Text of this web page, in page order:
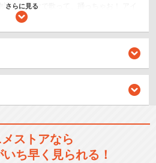
語！ みんなで歌って、踊っちゃお！ アイ
イカツオンパレード！』はじまります！
さらに見る
ストアなら
ち早く見られる！